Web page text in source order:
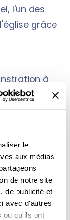
le
aux médias
de notre site
de publicité et
avec d'autres
ou qu'ils ont
l'un des
grâce
à
par le père
souligne
classe
la
vers
pour